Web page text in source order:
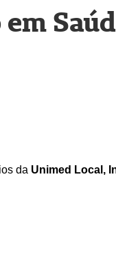
da Unimed Local,